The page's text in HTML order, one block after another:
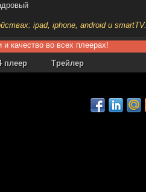
ipad, iphone, android и smartTV.
и качество во всех плеерах!
плеер Трейлер